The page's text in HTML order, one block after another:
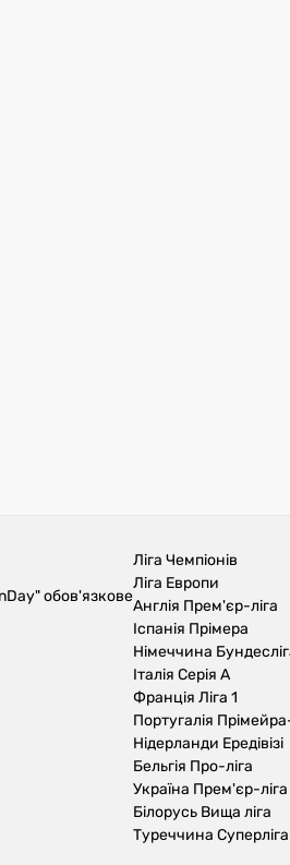
обов'язкове
Ліга Чемпіонів
Ліга Европи
Англія Прем'єр-ліга
Іспанія Прімера
Німеччина
Італія Серія А
Франція Ліга 1
Португалія
Нідерланди Ередівізі
Бельгія Про-ліга
Україна Прем'єр-ліга
Білорусь Вища ліга
Туреччина Суперліга